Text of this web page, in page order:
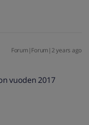
Forum|Forum|2 years ago
vuoden 2017